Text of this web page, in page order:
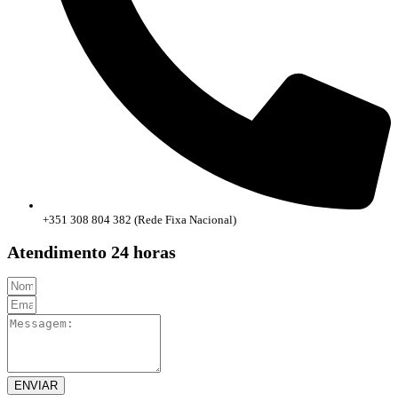
+351 308 804 382 (Rede Fixa Nacional)
Atendimento 24 horas
ENVIAR